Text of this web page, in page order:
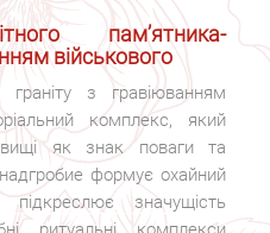
пам’ятника-
військового
з гравіюванням
комплекс, який
як знак поваги та
формує охайний
підкреслює значущість